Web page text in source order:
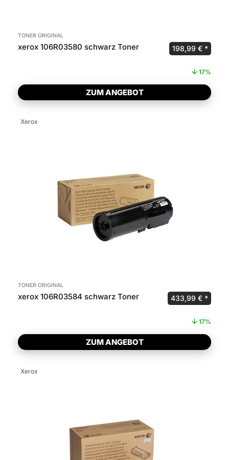
TONER ORIGINAL
xerox 106R03580 schwarz Toner Ursprünglicher
198,99 €
17%
ZUM ANGEBOT
Xerox
TONER ORIGINAL
xerox 106R03584 schwarz Toner Ursprünglicher
433,99 €
17%
ZUM ANGEBOT
Xerox